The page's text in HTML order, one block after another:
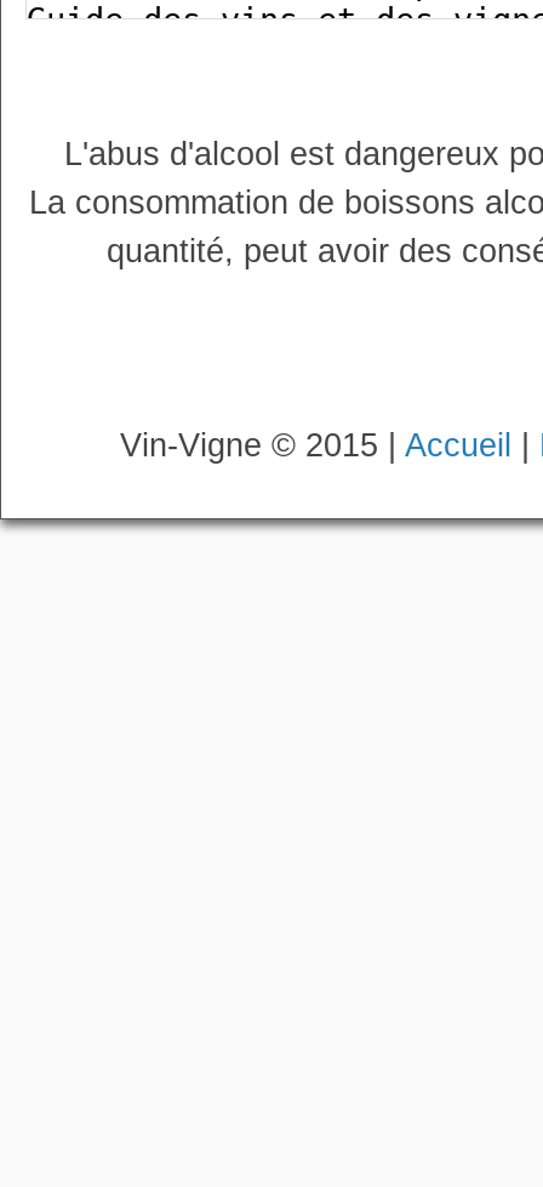
L'abus d'alcool est dangereux
La consommation de boissons
quantité, peut avoir des
Vin-Vigne © 2015 | Accueil